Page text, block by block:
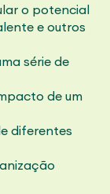
o potencial
e outros
série de
de um
diferentes